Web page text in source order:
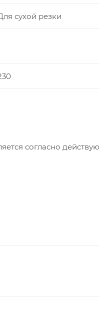
сухой резки
согласно